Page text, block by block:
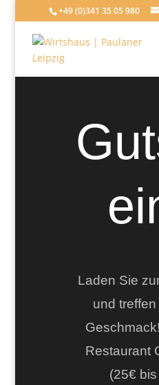
+49 (0)341 35 05 980
Laden Sie
und
Restaurant
(25€